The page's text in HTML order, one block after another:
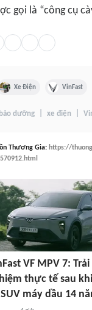
gọi là “công cụ
Xe Điện VinFast
bảo dưỡng xe điện
Thương Gia: https://
VF MPV 7: Trải
thực tế sau
máy dầu 14